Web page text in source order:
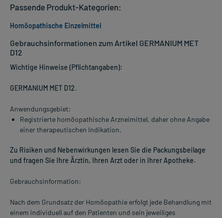
Gebrauchsinformationen zum Artikel GERMANIUM MET
D12
Wichtige Hinweise (Pflichtangaben):
GERMANIUM MET D12.
Anwendungsgebiet:
Registrierte homöopathische Arzneimittel, daher ohne Angabe
einer therapeutischen Indikation.
Zu Risiken und Nebenwirkungen lesen Sie die Packungsbeilage
und fragen Sie Ihre Ärztin, Ihren Arzt oder in Ihrer Apotheke.
Gebrauchsinformation:
Nach dem Grundsatz der Homöopathie erfolgt jede Behandlung mit
einem individuell auf den Patienten und sein jeweiliges
Passende Produkt-Kategorien:
Homöopathische Einzelmittel